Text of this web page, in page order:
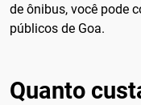
de ônibus, você pode
públicos de Goa.
Quanto